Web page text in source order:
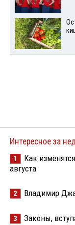
Интересное за
1
Как
августа
2 Владимир
3 Законы,